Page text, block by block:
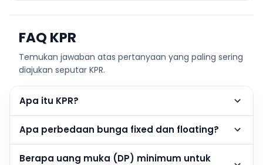
FAQ KPR
Temukan jawaban atas pertanyaan yang paling sering
diajukan seputar KPR.
Apa itu KPR?
Apa perbedaan bunga fixed dan floating?
Berapa uang muka (DP) minimum untuk